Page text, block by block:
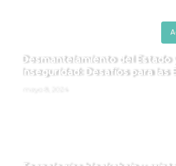
Desmantelamiento del Estado
Inseguridad: Desafíos para las